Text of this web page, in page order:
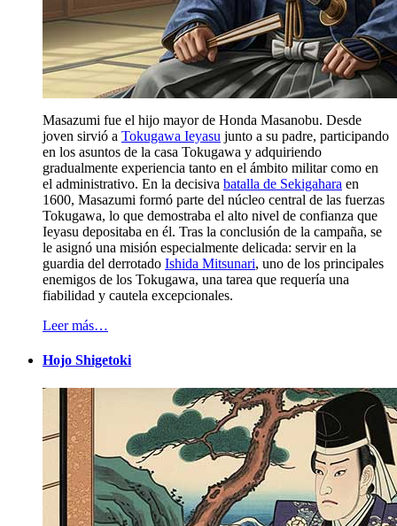
Masazumi fue el hijo mayor de Honda Masanobu. Desde
joven sirvió a Tokugawa Ieyasu junto a su padre, participando
en los asuntos de la casa Tokugawa y adquiriendo
gradualmente experiencia tanto en el ámbito militar como en
el administrativo. En la decisiva batalla de Sekigahara en
1600, Masazumi formó parte del núcleo central de las fuerzas
Tokugawa, lo que demostraba el alto nivel de confianza que
Ieyasu depositaba en él. Tras la conclusión de la campaña, se
le asignó una misión especialmente delicada: servir en la
guardia del derrotado Ishida Mitsunari, uno de los principales
enemigos de los Tokugawa, una tarea que requería una
fiabilidad y cautela excepcionales.
Leer más…
Hojo Shigetoki